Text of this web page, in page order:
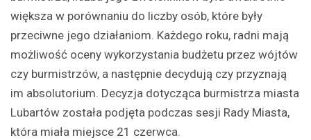
większa w porównaniu do liczby osób, które były
przeciwne jego działaniom. Każdego roku, radni mają
możliwość oceny wykorzystania budżetu przez wójtów
czy burmistrzów, a następnie decydują czy przyznają
im absolutorium. Decyzja dotycząca burmistrza miasta
Lubartów została podjęta podczas sesji Rady Miasta,
która miała miejsce 21 czerwca.